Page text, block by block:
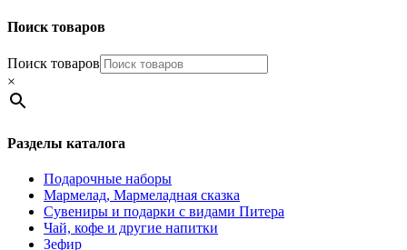
Поиск товаров
Поиск товаров
×
Разделы каталога
Подарочные наборы
Мармелад, Мармеладная сказка
Сувениры и подарки с видами Питера
Чай, кофе и другие напитки
Зефир